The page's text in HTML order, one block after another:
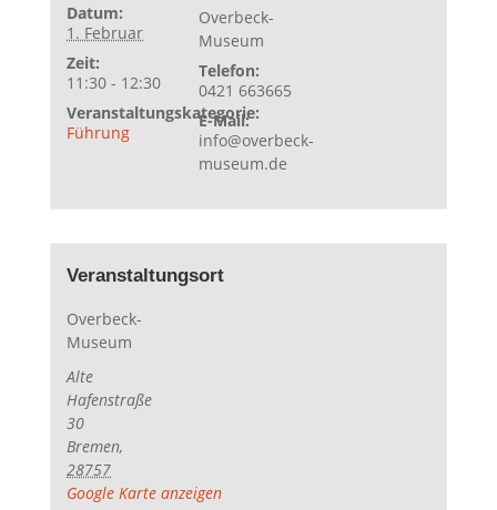
Datum:
1. Februar
Zeit:
11:30 - 12:30
Veranstaltungskategorie:
Führung
Overbeck-
Museum
Telefon:
0421 663665
E-Mail:
info@overbeck-
museum.de
Veranstaltungsort
Overbeck-
Museum
Alte
Hafenstraße
30
Bremen,
28757
Google Karte anzeigen